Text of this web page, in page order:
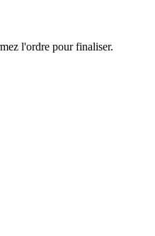
l'ordre pour finaliser.